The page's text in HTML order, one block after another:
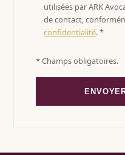
utilisées par ARK
de contact,
confidentialité. *
* Champs obligatoires.